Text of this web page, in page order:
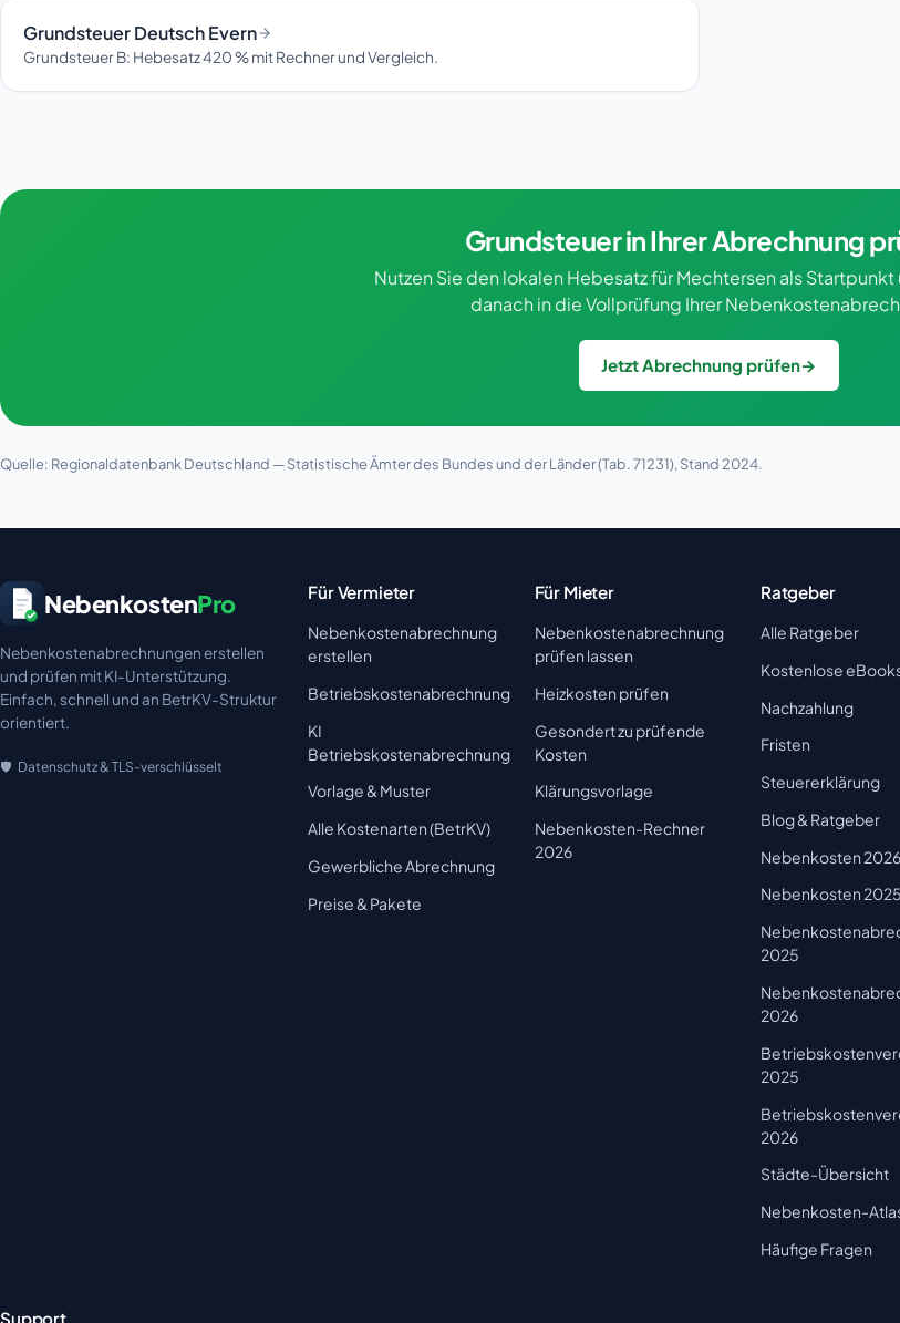
Grundsteuer Deutsch Evern
Grundsteuer B: Hebesatz 420 % mit Rechner und Vergleich.
Grundsteuer in Ihrer Abrechnung
Nutzen Sie den lokalen Hebesatz für Mechtersen als
danach in die Vollprüfung Ihrer
Jetzt Abrechnung prüfen→
Quelle: Regionaldatenbank Deutschland — Statistische Ämter des Bundes und der Länder (Tab. 71231), Stand 2024.
NebenkostenPro
Nebenkostenabrechnungen erstellen
und prüfen mit KI-Unterstützung.
Einfach, schnell und an BetrKV-Struktur
orientiert.
Datenschutz & TLS-verschlüsselt
Für Vermieter
Nebenkostenabrechnung
erstellen
Betriebskostenabrechnung
KI
Betriebskostenabrechnung
Vorlage & Muster
Alle Kostenarten (BetrKV)
Gewerbliche Abrechnung
Preise & Pakete
Für Mieter
Nebenkostenabrechnung
prüfen lassen
Heizkosten prüfen
Gesondert zu prüfende
Kosten
Klärungsvorlage
Nebenkosten-Rechner
2026
Ratgeber
Alle Ratgeber
Kostenlose
Nachzahlung
Fristen
Steuererklärung
Blog & Ratgeber
Nebenkosten 2026
Nebenkosten 2025
2025
2026
2025
2026
Städte-Übersicht
Nebenkosten-
Häufige Fragen
Support